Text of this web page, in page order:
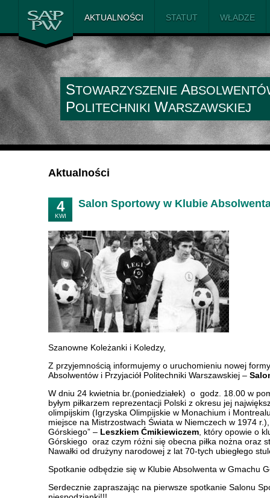
SAiP PW
AKTUALNOŚCI STATUT WŁADZE
STOWARZYSZENIE A
POLITECHNIKI WARSZAWSKIEJ
Aktualności
4
KWI
Salon Sportowy w Klubie
Szanowne Koleżanki i Koledzy,
Z przyjemnością informujemy o uruchomieniu nowej
Absolwentów i Przyjaciół Politechniki Warszawskiej –
W dniu 24 kwietnia br.(poniedziałek) o godz. 18.00 w
byłym piłkarzem reprezentacji Polski z okresu jej
olimpijskim (Igrzyska Olimpijskie w Monachium i
miejsce na Mistrzostwach Świata w Niemczech w 1974
Górskiego” – Leszkiem Ćmikiewiczem , który opowie o
Górskiego oraz czym różni się obecna piłka nożna oraz
Nawałki od drużyny narodowej z lat 70-tych ubiegłego
Spotkanie odbędzie się w Klubie Absolwenta w Gmachu
Serdecznie zapraszając na pierwsze spotkanie Salonu